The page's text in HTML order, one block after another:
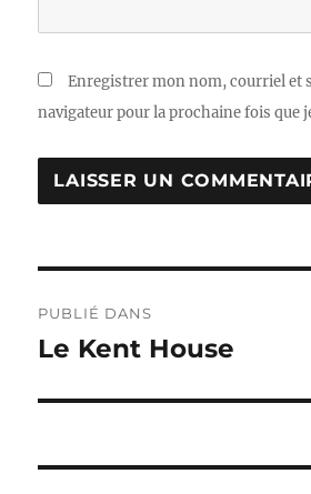
Enregistrer mon nom, courriel et
navigateur pour la prochaine fois que
de
PUBLIÉ DANS
Le Kent House